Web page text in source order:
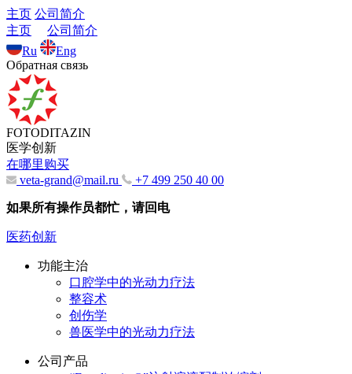
主页 公司简介
主页
公司简介
Ru
Eng
Обратная связь
FOTODITAZIN
医学创新
在哪里购买
veta-grand@mail.ru
+7 499 250 40 00
如果所有操作员都忙，请回电
医药创新
功能主治
口腔学中的光动力疗法
整容术
创伤学
兽医学中的光动力疗法
公司产品